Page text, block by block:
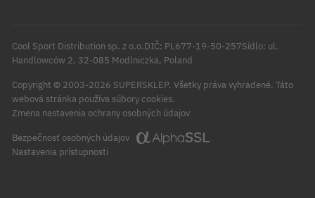
Cool Sport Distribution sp. z o.o.DIČ: PL677-19-50-257Sídlo: ul.
Handlowców 2, 32-085 Modlniczka, Poland
Copyright © 2003-2026 SUPERSKLEP. Všetky práva vyhradené. Táto
webová stránka používa súbory cookies.
Zmena nastavenia ochrany osobných údajov
Bezpečnosť osobných údajov
Nastavenia prístupnosti